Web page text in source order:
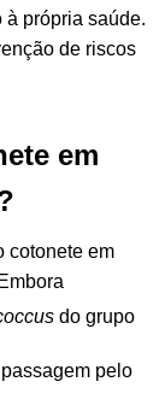
à própria saúde.
de riscos
em
cotonete em
do grupo
pelo